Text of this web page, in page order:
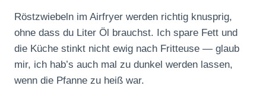
Röstzwiebeln im Airfryer werden richtig knusprig,
ohne dass du Liter Öl brauchst. Ich spare Fett und
die Küche stinkt nicht ewig nach Fritteuse — glaub
mir, ich hab’s auch mal zu dunkel werden lassen,
wenn die Pfanne zu heiß war.